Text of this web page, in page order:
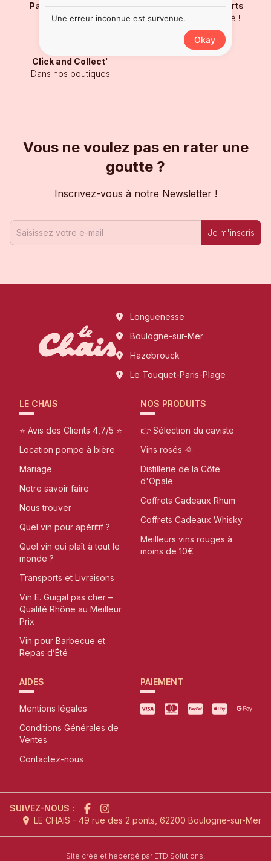
Paiement sécurisé
Carte Bancaire
Sélection d'experts
Testé et approuvé !
Click and Collect'
Dans nos boutiques
Vous ne voulez pas en rater une
goutte ?
Inscrivez-vous à notre Newsletter !
Je m'inscris
Longuenesse
Boulogne-sur-Mer
Hazebrouck
Le Touquet-Paris-Plage
LE CHAIS
⭐ Avis des Clients 4,7/5 ⭐
Location pompe à bière
Mariage
Notre savoir faire
Nous trouver
Quel vin pour apéritif ?
Quel vin qui plaît à tout le
monde ?
Transports et Livraisons
Vin E. Guigal pas cher –
Qualité Rhône au Meilleur
Prix
Vin pour Barbecue et
Repas d’Été
NOS PRODUITS
👉 Sélection du caviste
Vins rosés 🌞
Distillerie de la Côte
d'Opale
Coffrets Cadeaux Rhum
Coffrets Cadeaux Whisky
Meilleurs vins rouges à
moins de 10€
AIDES
Mentions légales
Conditions Générales de
Ventes
Contactez-nous
PAIEMENT
SUIVEZ-NOUS :
LE CHAIS - 49 rue des 2 ponts, 62200 Boulogne-sur-Mer
Site créé et hebergé parl'agence de création de site
ETD Solutions.
Une erreur inconnue est survenue.
Okay